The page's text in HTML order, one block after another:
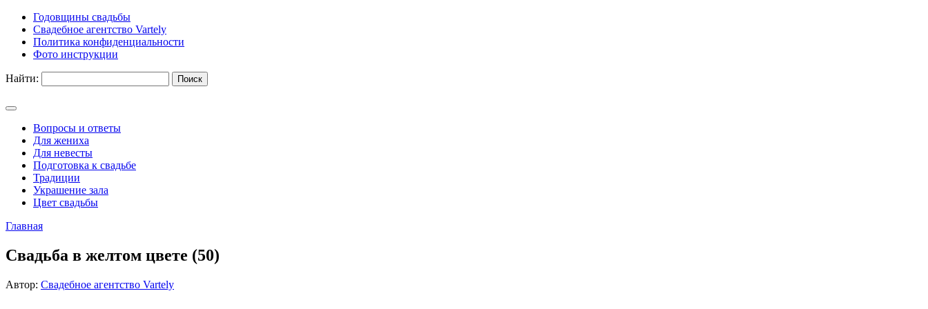
Годовщины свадьбы
Свадебное агентство Vartely
Политика конфиденциальности
Фото инструкции
Найти:
Вопросы и ответы
Для жениха
Для невесты
Подготовка к свадьбе
Традиции
Украшение зала
Цвет свадьбы
Главная
Свадьба в желтом цвете (50)
Автор: Свадебное агентство Vartely